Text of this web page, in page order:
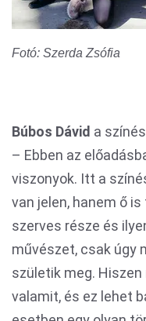
Fotó: Szerda Zsófia
Búbos Dávid a
– Ebben az
viszonyok. Itt a
van jelen, hanem ő
szerves része és
művészet, csak úgy
születik meg. Hiszen
valamit, és ez lehet